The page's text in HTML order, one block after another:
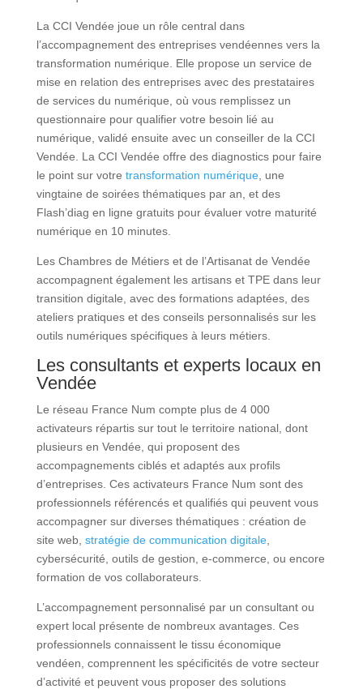
La CCI Vendée joue un rôle central dans
l’accompagnement des entreprises vendéennes vers la
transformation numérique. Elle propose un service de
mise en relation des entreprises avec des prestataires
de services du numérique, où vous remplissez un
questionnaire pour qualifier votre besoin lié au
numérique, validé ensuite avec un conseiller de la CCI
Vendée. La CCI Vendée offre des diagnostics pour faire
le point sur votre transformation numérique, une
vingtaine de soirées thématiques par an, et des
Flash’diag en ligne gratuits pour évaluer votre maturité
numérique en 10 minutes.
Les Chambres de Métiers et de l’Artisanat de Vendée
accompagnent également les artisans et TPE dans leur
transition digitale, avec des formations adaptées, des
ateliers pratiques et des conseils personnalisés sur les
outils numériques spécifiques à leurs métiers.
Les consultants et experts locaux en
Vendée
Le réseau France Num compte plus de 4 000
activateurs répartis sur tout le territoire national, dont
plusieurs en Vendée, qui proposent des
accompagnements ciblés et adaptés aux profils
d’entreprises. Ces activateurs France Num sont des
professionnels référencés et qualifiés qui peuvent vous
accompagner sur diverses thématiques : création de
site web, stratégie de communication digitale,
cybersécurité, outils de gestion, e-commerce, ou encore
formation de vos collaborateurs.
L’accompagnement personnalisé par un consultant ou
expert local présente de nombreux avantages. Ces
professionnels connaissent le tissu économique
vendéen, comprennent les spécificités de votre secteur
d’activité et peuvent vous proposer des solutions